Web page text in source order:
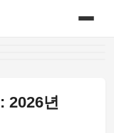
2026년